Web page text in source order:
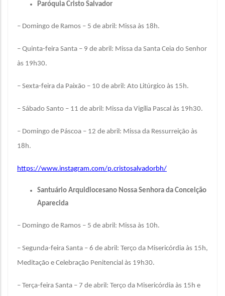
Paróquia Cristo Salvador
– Domingo de Ramos – 5 de abril: Missa às 18h.
– Quinta-feira Santa – 9 de abril: Missa da Santa Ceia do Senhor
às 19h30.
– Sexta-feira da Paixão – 10 de abril: Ato Litúrgico às 15h.
– Sábado Santo – 11 de abril: Missa da Vigília Pascal às 19h30.
– Domingo de Páscoa – 12 de abril: Missa da Ressurreição às
18h.
https://www.instagram.com/p.cristosalvadorbh/
Santuário Arquidiocesano Nossa Senhora da Conceição
Aparecida
– Domingo de Ramos – 5 de abril: Missa às 10h.
– Segunda-feira Santa – 6 de abril: Terço da Misericórdia às 15h,
Meditação e Celebração Penitencial às 19h30.
– Terça-feira Santa – 7 de abril: Terço da Misericórdia às 15h e